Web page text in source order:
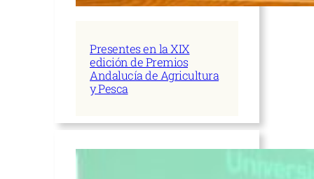
Presentes en la XIX
edición de Premios
Andalucía de Agricultura
y Pesca